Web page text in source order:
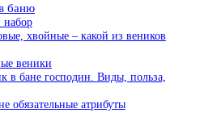
баню
хвойные – какой из веников
веники
в бане господин. Виды, польза,
обязательные атрибуты